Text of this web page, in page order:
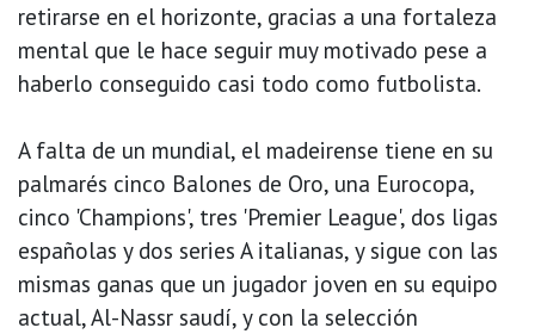
retirarse en el horizonte, gracias a una fortaleza
mental que le hace seguir muy motivado pese a
haberlo conseguido casi todo como futbolista.
A falta de un mundial, el madeirense tiene en su
palmarés cinco Balones de Oro, una Eurocopa,
cinco 'Champions', tres 'Premier League', dos ligas
españolas y dos series A italianas, y sigue con las
mismas ganas que un jugador joven en su equipo
actual, Al-Nassr saudí, y con la selección